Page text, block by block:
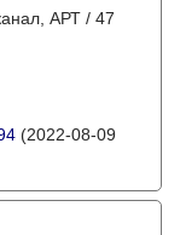
АРТ / 47
(2022-08-09